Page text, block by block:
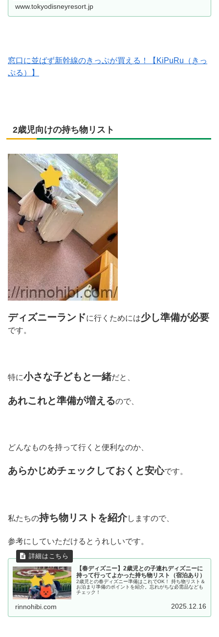
www.tokyodisneyresort.jp
窓口に並ばず新幹線のきっぷが買える！【KiPuRu（きっ
ぷる）】
2歳児向けの持ち物リスト
ディズニーランドに行くためには少し準備が必要
です。
特に小さな子どもと一緒だと、
あれこれと準備が増えるので、
どんなものを持って行くと便利なのか、
あらかじめチェックしておくと安心です。
私たちの持ち物リストを紹介しますので、
参考にしていただけるとうれしいです。
【春ディズニー】2歳児との子連れディズニーに
持って行ってよかった持ち物リスト（宿泊あり）
2歳児との春ディズニー準備はこれでOK！ 持ち物リスト＆
お泊まり準備のポイントを紹介。忘れがちな必需品なども
チェック！
rinnohibi.com 2025.12.16